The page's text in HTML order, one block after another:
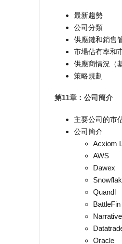
最新趨勢
公司分類
供應鏈和銷售
市場佔有率和
供應商情況（
策略規劃
第11章：公司簡介
主要公司的市
公司簡介
Acxiom
AWS
Dawex
Quandl
BattleFin
Narrative
Oracle